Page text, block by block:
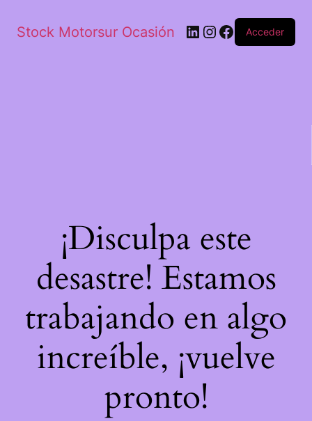
Stock Motorsur Ocasión Acceder
¡Disculpa este
desastre! Estamos
trabajando en algo
increíble, ¡vuelve
pronto!